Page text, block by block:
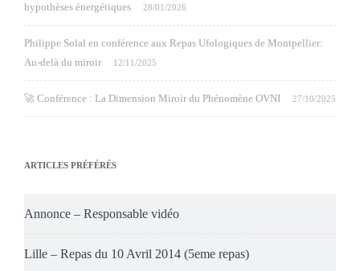
hypothèses énergétiques
28/01/2026
Philippe Solal en conférence aux Repas Ufologiques de Montpellier:
Au-delà du miroir
12/11/2025
🚀 Conférence : La Dimension Miroir du Phénomène OVNI 27/10/2025
ARTICLES PRÉFÉRÉS
Annonce – Responsable vidéo
Lille – Repas du 10 Avril 2014 (5eme repas)